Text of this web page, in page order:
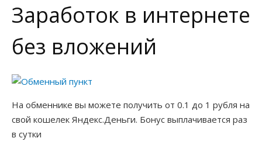
ГЛАВНАЯ
О НАС
КОНТАКТЫ
Статьи по теме
Заработок на выполнении заданий
Заработок в интернете
без вложений
На обменнике вы можете получить от 0.1 до 1 рубля на
свой кошелек Яндекс.Деньги. Бонус выплачивается раз
в сутки